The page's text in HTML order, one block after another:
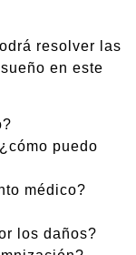
resolver las
en este
puedo
médico?
los daños?